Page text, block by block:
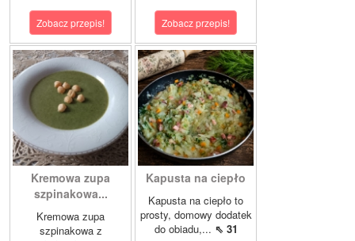
Zobacz przepis! Zobacz przepis!
Kremowa zupa
szpinakowa...
Kremowa zupa
szpinakowa z
Kapusta na ciepło
Kapusta na ciepło to
prosty, domowy dodatek
do obiadu,... ⇖ 31